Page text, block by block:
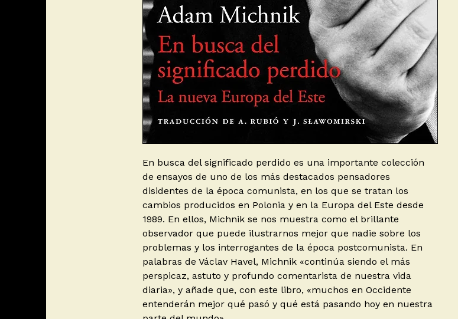
En busca del significado perdido es una importante colección
de ensayos de uno de los más destacados pensadores
disidentes de la época comunista, en los que se tratan los
cambios producidos en Polonia y en la Europa del Este desde
1989. En ellos, Michnik se nos muestra como el brillante
observador que puede ilustrarnos mejor que nadie sobre los
problemas y los interrogantes de la época postcomunista. En
palabras de Václav Havel, Michnik «continúa siendo el más
perspicaz, astuto y profundo comentarista de nuestra vida
diaria», y añade que, con este libro, «muchos en Occidente
entenderán mejor qué pasó y qué está pasando hoy en nuestra